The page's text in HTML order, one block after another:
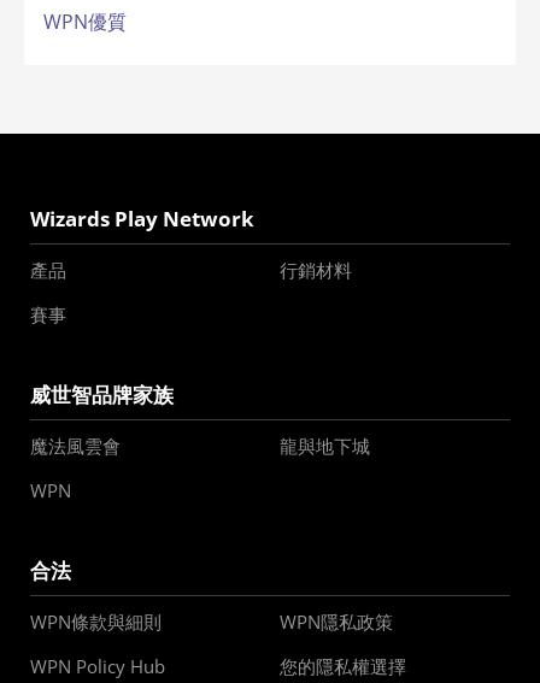
WPN優質
Wizards Play Network
產品
行銷材料
賽事
威世智品牌家族
魔法風雲會
龍與地下城
WPN
合法
WPN條款與細則
WPN隱私政策
WPN Policy Hub
您的隱私權選擇